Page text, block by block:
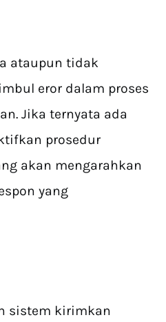
ataupun tidak
eror dalam proses
Jika ternyata ada
prosedur
akan mengarahkan
yang
sistem kirimkan